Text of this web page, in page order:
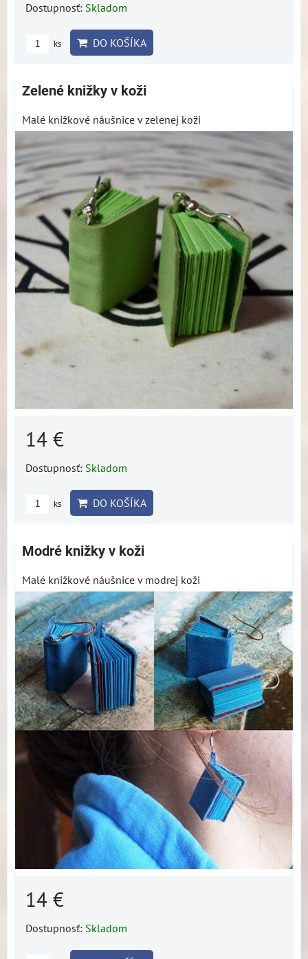
Dostupnosť: Skladom
ks DO KOŠÍKA
Zelené knižky v koži
Malé knižkové náušnice v zelenej koži
14 €
Dostupnosť: Skladom
ks DO KOŠÍKA
Modré knižky v koži
Malé knižkové náušnice v modrej koži
14 €
Dostupnosť: Skladom